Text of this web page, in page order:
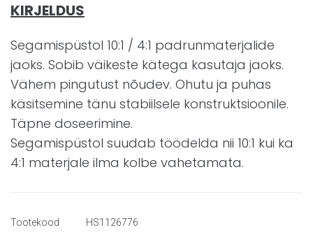
KIRJELDUS
Segamispüstol 10:1 / 4:1 padrunmaterjalide
jaoks. Sobib väikeste kätega kasutaja jaoks.
Vähem pingutust nõudev. Ohutu ja puhas
käsitsemine tänu stabiilsele konstruktsioonile.
Täpne doseerimine.
Segamispüstol suudab töödelda nii 10:1 kui ka
4:1 materjale ilma kolbe vahetamata.
Tootekood HS1126776